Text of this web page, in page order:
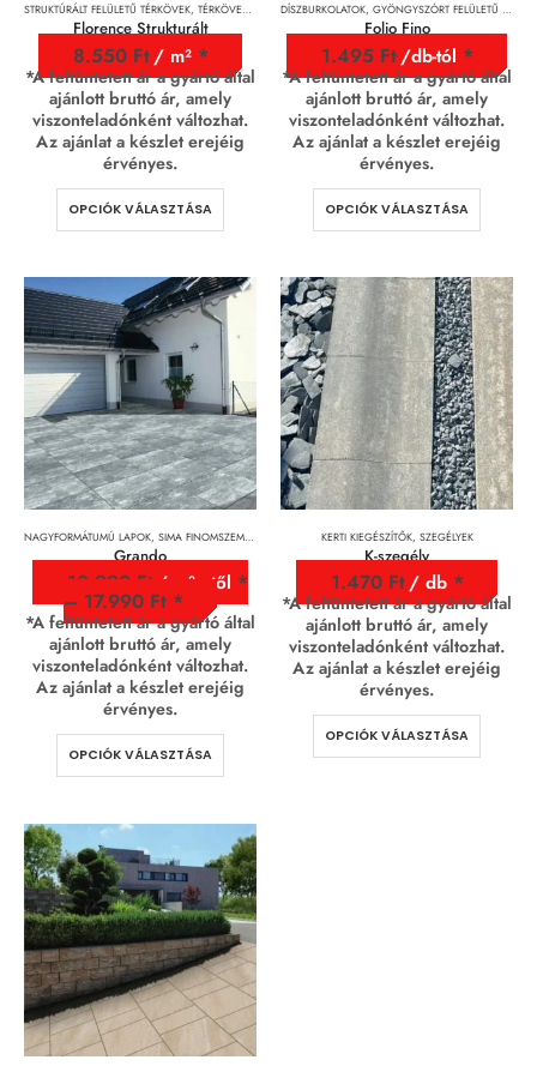
STRUKTÚRÁLT FELÜLETŰ TÉRKÖVEK, TÉRKÖVEK, TÉRKŐRENDSZEREK ÉS LAPOK
Florence Strukturált
8.550 Ft / m²
*A feltüntetett ár a gyártó által
ajánlott bruttó ár, amely
viszonteladónként változhat.
Az ajánlat a készlet erejéig
érvényes.
OPCIÓK VÁLASZTÁSA
DÍSZBURKOLATOK, GYÖNGYSZÓRT FELÜLETŰ TÉRKÖVEK
Folio Fino
1.495 Ft /db-tól
*A feltüntetett ár a gyártó által
ajánlott bruttó ár, amely
viszonteladónként változhat.
Az ajánlat a készlet erejéig
érvényes.
OPCIÓK VÁLASZTÁSA
NAGYFORMÁTUMÚ LAPOK SIMA FINOMSZEMCSÉS FELÜLETŰ TÉRKÖVEK ,TÉRKÖVEK,
Grando
10.990 Ft / m² - től
– 17.990 Ft
*A feltüntetett ár a gyártó által
ajánlott bruttó ár, amely
viszonteladónként változhat.
Az ajánlat a készlet erejéig
érvényes.
OPCIÓK VÁLASZTÁSA
KERTI KIEGÉSZÍTŐK, SZEGÉLYEK
K-szegély
1.470 Ft / db
*A feltüntetett ár a gyártó által
ajánlott bruttó ár, amely
viszonteladónként változhat.
Az ajánlat a készlet erejéig
érvényes.
OPCIÓK VÁLASZTÁSA